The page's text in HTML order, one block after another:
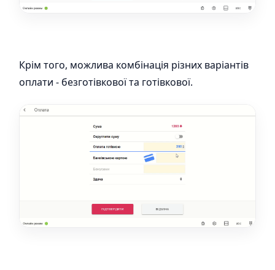
Крім того, можлива комбінація різних варіантів
оплати - безготівкової та готівкової.